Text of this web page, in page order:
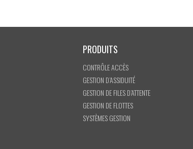
PRODUITS
CONTRÔLE ACCÈS
GESTION D’ASSIDUITÉ
GESTION DE FILES D’ATTENTE
GESTION DE FLOTTES
SYSTÈMES GESTION